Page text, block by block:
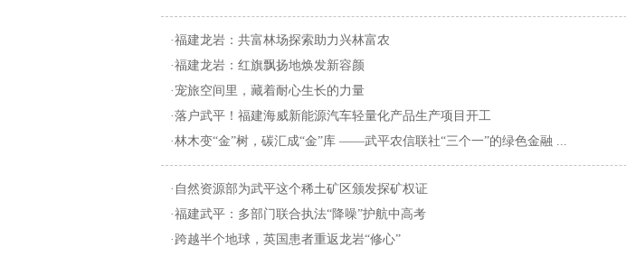
·福建龙岩：共富林场探索助力兴林富农
·福建龙岩：红旗飘扬地焕发新容颜
·宠旅空间里，藏着耐心生长的力量
·落户武平！福建海威新能源汽车轻量化产品生产项目开工
·林木变“金”树，碳汇成“金”库 ——武平农信联社“三个一”的绿色金融 ...
·自然资源部为武平这个稀土矿区颁发探矿权证
·福建武平：多部门联合执法“降噪”护航中高考
·跨越半个地球，英国患者重返龙岩“修心”